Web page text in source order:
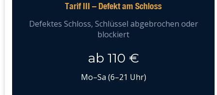
Tarif III – Defekt am Schloss
Defektes Schloss, Schlüssel abgebrochen oder
blockiert
ab 110 €
Mo–Sa (6–21 Uhr)